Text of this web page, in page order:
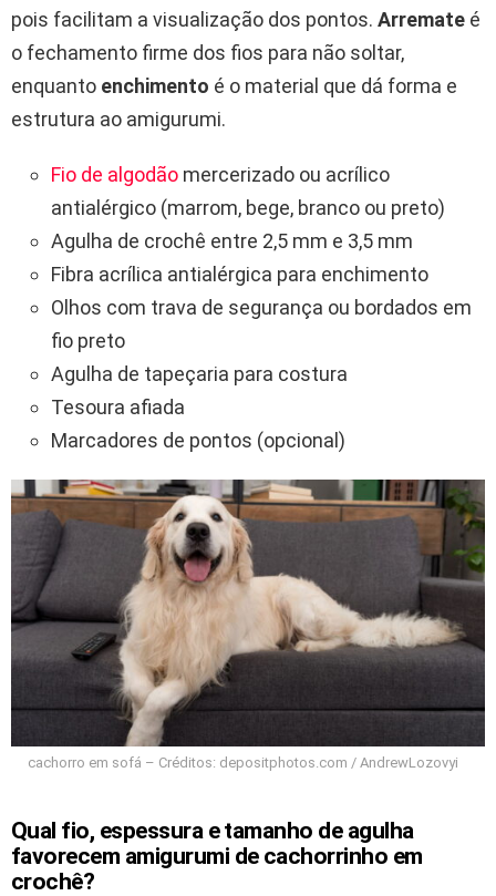
pois facilitam a visualização dos pontos. Arremate é
o fechamento firme dos fios para não soltar,
enquanto enchimento é o material que dá forma e
estrutura ao amigurumi.
Fio de algodão mercerizado ou acrílico
antialérgico (marrom, bege, branco ou preto)
Agulha de crochê entre 2,5 mm e 3,5 mm
Fibra acrílica antialérgica para enchimento
Olhos com trava de segurança ou bordados em
fio preto
Agulha de tapeçaria para costura
Tesoura afiada
Marcadores de pontos (opcional)
cachorro em sofá – Créditos: depositphotos.com / AndrewLozovyi
Qual fio, espessura e tamanho de agulha
favorecem amigurumi de cachorrinho em
crochê?